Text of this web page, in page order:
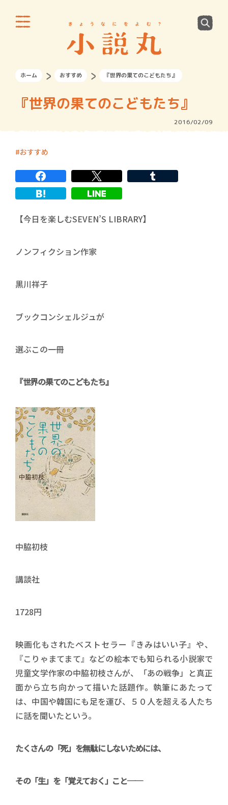
ホーム おすすめ 『世界の果てのこどもたち』
『世界の果てのこどもたち』
2016/02/09
おすすめ
【今日を楽しむSEVEN’S LIBRARY】
ノンフィクション作家
黒川祥子
ブックコンシェルジュが
選ぶこの一冊
『世界の果てのこどもたち』
中脇初枝
講談社
1728円
映画化もされたベストセラー『きみはいい子』や、
『こりゃまてまて』などの絵本でも知られる小説家で
児童文学作家の中脇初枝さんが、「あの戦争」と真正
面から立ち向かって描いた話題作。執筆にあたって
は、中国や韓国にも足を運び、５０人を超える人たち
に話を聞いたという。
たくさんの「死」を無駄にしないためには、
その「生」を「覚えておく」こと──